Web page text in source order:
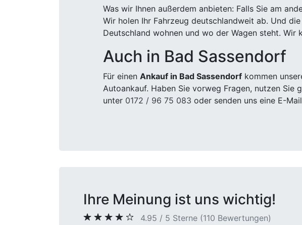
Was wir Ihnen außerdem anbieten: Falls Sie am
Wir holen Ihr Fahrzeug deutschlandweit ab. Und
Deutschland wohnen und wo der Wagen steht.
Auch in Bad Sassendorf
Für einen Ankauf in Bad Sassendorf kommen
Autoankauf. Haben Sie vorweg Fragen, nutzen Sie
unter 0172 / 96 75 083 oder senden uns eine E-
Ihre Meinung ist uns wichtig!
4.95 / 5 Sterne (110 Bewertungen)